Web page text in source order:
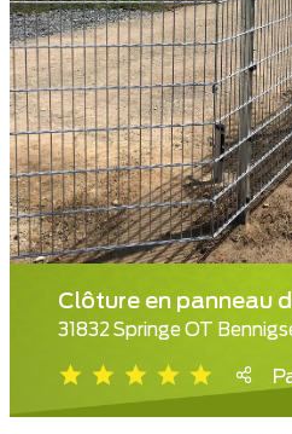
Clôture en panneau
31832 Springe OT